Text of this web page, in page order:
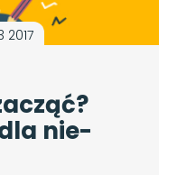
2017
nie-